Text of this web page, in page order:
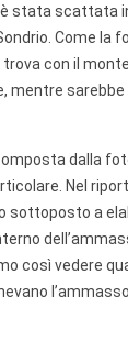
stata scattata
Come la
con il
mentre sarebbe
dalla
Nel
a
così vedere
l’ammasso.